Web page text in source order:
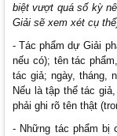
biệt vượt quá số kỳ
Giải sẽ xem xét cụ
- Tác phẩm dự Giải
nếu có); tên tác
tác giả; ngày, tháng,
Nếu là tập thể tác
phải ghi rõ tên thật
- Những tác phẩm bị